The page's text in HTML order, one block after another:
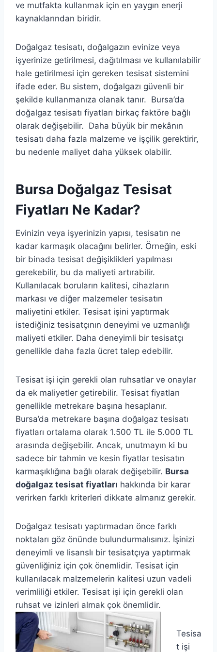
ve mutfakta kullanmak için en yaygın enerji
kaynaklarından biridir.
Doğalgaz tesisatı, doğalgazın evinize veya
işyerinize getirilmesi, dağıtılması ve kullanılabilir
hale getirilmesi için gereken tesisat sistemini
ifade eder. Bu sistem, doğalgazı güvenli bir
şekilde kullanmanıza olanak tanır. Bursa’da
doğalgaz tesisatı fiyatları birkaç faktöre bağlı
olarak değişebilir. Daha büyük bir mekânın
tesisatı daha fazla malzeme ve işçilik gerektirir,
bu nedenle maliyet daha yüksek olabilir.
Bursa Doğalgaz Tesisat
Fiyatları Ne Kadar?
Evinizin veya işyerinizin yapısı, tesisatın ne
kadar karmaşık olacağını belirler. Örneğin, eski
bir binada tesisat değişiklikleri yapılması
gerekebilir, bu da maliyeti artırabilir.
Kullanılacak boruların kalitesi, cihazların
markası ve diğer malzemeler tesisatın
maliyetini etkiler. Tesisat işini yaptırmak
istediğiniz tesisatçının deneyimi ve uzmanlığı
maliyeti etkiler. Daha deneyimli bir tesisatçı
genellikle daha fazla ücret talep edebilir.
Tesisat işi için gerekli olan ruhsatlar ve onaylar
da ek maliyetler getirebilir. Tesisat fiyatları
genellikle metrekare başına hesaplanır.
Bursa’da metrekare başına doğalgaz tesisatı
fiyatları ortalama olarak 1.500 TL ile 5.000 TL
arasında değişebilir. Ancak, unutmayın ki bu
sadece bir tahmin ve kesin fiyatlar tesisatın
karmaşıklığına bağlı olarak değişebilir. Bursa
doğalgaz tesisat fiyatları hakkında bir karar
verirken farklı kriterleri dikkate almanız gerekir.
Doğalgaz tesisatı yaptırmadan önce farklı
noktaları göz önünde bulundurmalısınız. İşinizi
deneyimli ve lisanslı bir tesisatçıya yaptırmak
güvenliğiniz için çok önemlidir. Tesisat için
kullanılacak malzemelerin kalitesi uzun vadeli
verimliliği etkiler. Tesisat işi için gerekli olan
ruhsat ve izinleri almak çok önemlidir.
Tesisa
t işi